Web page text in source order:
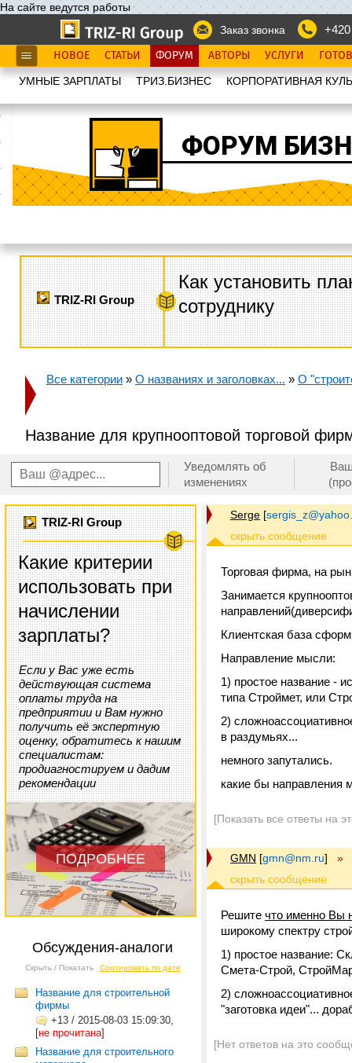
На сайте ведутся работы
Заказ звонка
НОВОЕ СТАТЬИ ФОРУМ АВТОРЫ УСЛУГИ
УМНЫЕ ЗАРПЛАТЫ ТРИЗ.БИЗНЕС КОРПОРАТИВНАЯ
ФОРУМ
TRIZ-RI Group
Как установить
сотруднику
Все категории » О названиях и заголовках... » О
Название для крупнооптовой торговой
Уведомлять об
изменениях
TRIZ-RI Group
Какие критерии
использовать при
начислении
зарплаты?
Если у Вас уже есть
действующая система
оплаты труда на
предприятии и Вам нужно
получить её экспертную
оценку, обратитесь к нашим
специалистам:
продиагностируем и дадим
рекомендации
ПОДРОБНЕЕ
Обсуждения-аналоги
Скрыть / Показать Сортировать по дате
Название для строительной
фирмы
+13 / 2015-08-03 15:09:30,
[не прочитана]
Название для строительного
Serge [
Торговая фирма, на
Занимается
Клиентская база
Направление мысли:
1) простое название -
типа Строймет, или
2)
в раздумьях...
немного запутались.
какие бы направления
[Показать все ответы на
GMN [gmn@nm.ru] »
Решите что именно Вы
широкому спектру
1) простое название:
Смета-Строй,
2)
"заготовка идеи"...
[Нет ответов на это